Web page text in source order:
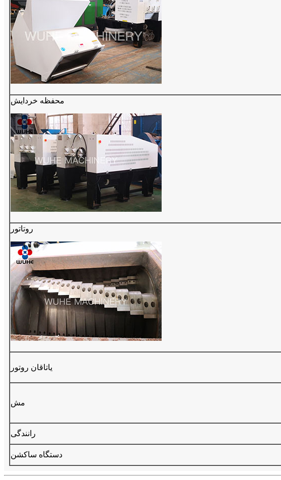
محفظه خردایش
روتاتور
یاتاقان روتور
مش
رانندگی
دستگاه ساکشن